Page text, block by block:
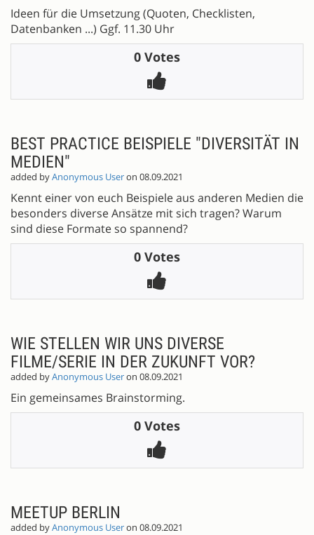
Ideen für die Umsetzung (Quoten, Checklisten,
Datenbanken ...) Ggf. 11.30 Uhr
0 Votes
BEST PRACTICE BEISPIELE "DIVERSITÄT IN
MEDIEN"
added byAnonymous Useron 08.09.2021
Kennt einer von euch Beispiele aus anderen Medien die
besonders diverse Ansätze mit sich tragen? Warum
sind diese Formate so spannend?
0 Votes
WIE STELLEN WIR UNS DIVERSE
FILME/SERIE IN DER ZUKUNFT VOR?
added byAnonymous Useron 08.09.2021
Ein gemeinsames Brainstorming.
0 Votes
MEETUP BERLIN
added byAnonymous Useron 08.09.2021